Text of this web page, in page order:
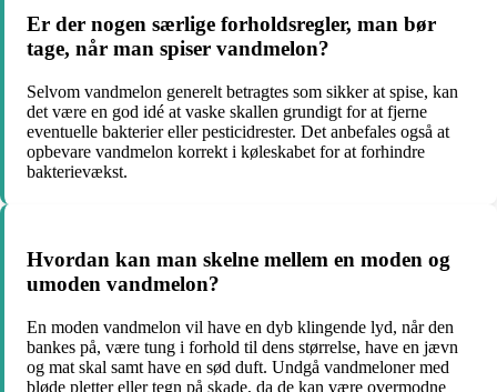
Er der nogen særlige forholdsregler, man bør
tage, når man spiser vandmelon?
Selvom vandmelon generelt betragtes som sikker at spise, kan
det være en god idé at vaske skallen grundigt for at fjerne
eventuelle bakterier eller pesticidrester. Det anbefales også at
opbevare vandmelon korrekt i køleskabet for at forhindre
bakterievækst.
Hvordan kan man skelne mellem en moden og
umoden vandmelon?
En moden vandmelon vil have en dyb klingende lyd, når den
bankes på, være tung i forhold til dens størrelse, have en jævn
og mat skal samt have en sød duft. Undgå vandmeloner med
bløde pletter eller tegn på skade, da de kan være overmodne